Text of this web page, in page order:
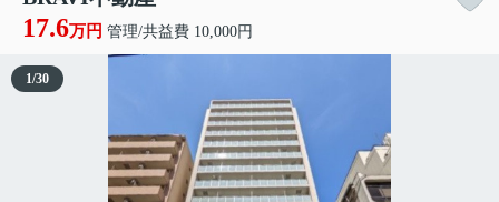
17.6万円 管理/共益費 10,000円
1/30